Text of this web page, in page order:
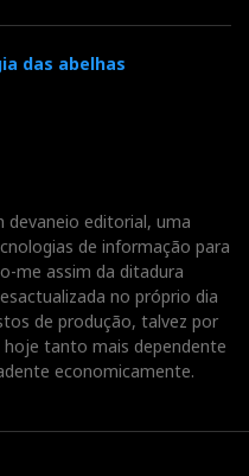
das abelhas
devaneio editorial, uma
de informação para
me assim da ditadura
no próprio dia
de produção, talvez por
hoje tanto mais dependente
economicamente.